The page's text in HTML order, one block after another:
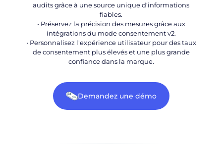
audits grâce à une source unique d'informations
fiables.
• Préservez la précision des mesures grâce aux
intégrations du mode consentement v2.
• Personnalisez l'expérience utilisateur pour des taux
de consentement plus élevés et une plus grande
confiance dans la marque.
Demandez une démo